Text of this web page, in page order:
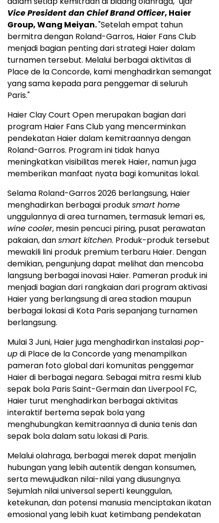
Vice President dan Chief Brand Officer, Haier
Group, Wang Meiyan."Setelah empat tahun
bermitra dengan Roland-Garros, Haier Fans Club
menjadi bagian penting dari strategi Haier dalam
turnamen tersebut. Melalui berbagai aktivitas di
Place de la Concorde, kami menghadirkan semangat
yang sama kepada para penggemar di seluruh
Paris."
Haier Clay Court Open merupakan bagian dari
program Haier Fans Club yang mencerminkan
pendekatan Haier dalam kemitraannya dengan
Roland-Garros. Program ini tidak hanya
meningkatkan visibilitas merek Haier, namun juga
memberikan manfaat nyata bagi komunitas lokal.
Selama Roland-Garros 2026 berlangsung, Haier
menghadirkan berbagai produksmart home
unggulannya di area turnamen, termasuk lemari es,
wine cooler, mesin pencuci piring, pusat perawatan
pakaian, dansmart kitchen. Produk-produk tersebut
mewakili lini produk premium terbaru Haier. Dengan
demikian, pengunjung dapat melihat dan mencoba
langsung berbagai inovasi Haier. Pameran produk ini
menjadi bagian dari rangkaian dari program aktivasi
Haier yang berlangsung di area stadion maupun
berbagai lokasi di Kota Paris sepanjang turnamen
berlangsung.
Mulai 3 Juni, Haier juga menghadirkan instalasipop-
updi Place de la Concorde yang menampilkan
pameran foto global dari komunitas penggemar
Haier di berbagai negara. Sebagai mitra resmi klub
sepak bola Paris Saint-Germain dan Liverpool FC,
Haier turut menghadirkan berbagai aktivitas
interaktif bertema sepak bola yang
menghubungkan kemitraannya di dunia tenis dan
sepak bola dalam satu lokasi di Paris.
Melalui olahraga, berbagai merek dapat menjalin
hubungan yang lebih autentik dengan konsumen,
serta mewujudkan nilai-nilai yang diusungnya.
Sejumlah nilai universal seperti keunggulan,
ketekunan, dan potensi manusia menciptakan ikatan
emosional yang lebih kuat ketimbang pendekatan